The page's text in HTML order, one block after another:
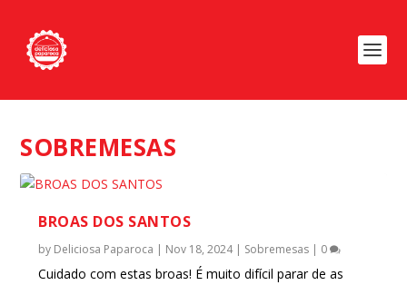
SOBREMESAS
BROAS DOS SANTOS
by Deliciosa Paparoca | Nov 18, 2024| Sobremesas | 0
Cuidado com estas broas! É muito difícil parar de as